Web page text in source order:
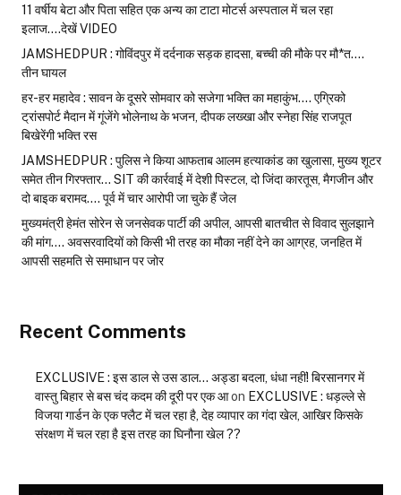
11 वर्षीय बेटा और पिता सहित एक अन्य का टाटा मोटर्स अस्पताल में चल रहा
इलाज….देखें VIDEO
JAMSHEDPUR : गोविंदपुर में दर्दनाक सड़क हादसा, बच्ची की मौके पर मौ*त….
तीन घायल
हर-हर महादेव : सावन के दूसरे सोमवार को सजेगा भक्ति का महाकुंभ…. एग्रिको
ट्रांसपोर्ट मैदान में गूंजेंगे भोलेनाथ के भजन, दीपक लख्खा और स्नेहा सिंह राजपूत
बिखेरेंगी भक्ति रस
JAMSHEDPUR : पुलिस ने किया आफताब आलम हत्याकांड का खुलासा, मुख्य शूटर
समेत तीन गिरफ्तार… SIT की कार्रवाई में देशी पिस्टल, दो जिंदा कारतूस, मैगजीन और
दो बाइक बरामद…. पूर्व में चार आरोपी जा चुके हैं जेल
मुख्यमंत्री हेमंत सोरेन से जनसेवक पार्टी की अपील, आपसी बातचीत से विवाद सुलझाने
की मांग…. अवसरवादियों को किसी भी तरह का मौका नहीं देने का आग्रह, जनहित में
आपसी सहमति से समाधान पर जोर
Recent Comments
EXCLUSIVE : इस डाल से उस डाल… अड्डा बदला, धंधा नहीं! बिरसानगर में
वास्तु बिहार से बस चंद कदम की दूरी पर एक आon EXCLUSIVE : धड़ल्ले से
विजया गार्डन के एक फ्लैट में चल रहा है, देह व्यापार का गंदा खेल, आखिर किसके
संरक्षण में चल रहा है इस तरह का घिनौना खेल ??